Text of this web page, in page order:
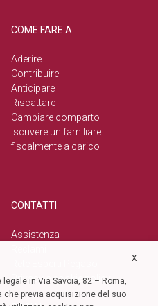
COME FARE A
Aderire
Contribuire
Anticipare
Riscattare
Cambiare comparto
Iscrivere un familiare
fiscalmente a carico
CONTATTI
Assistenza
Privacy e cookie policy
X
in Via Savoia, 82 – Roma,
previa acquisizione del suo